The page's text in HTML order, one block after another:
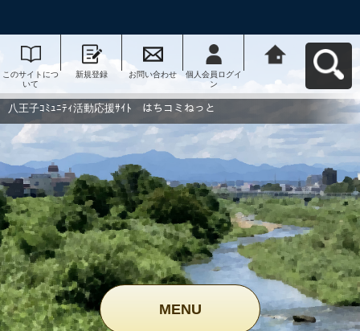
このサイトにつ
いて
新規登録 お問い合わせ
個人会員ログイ
ン
動応援ｻｲﾄ はち
コミねっとへ戻
八王子ｺﾐｭﾆﾃｨ活動応援ｻｲﾄ はちコミねっと
MENU